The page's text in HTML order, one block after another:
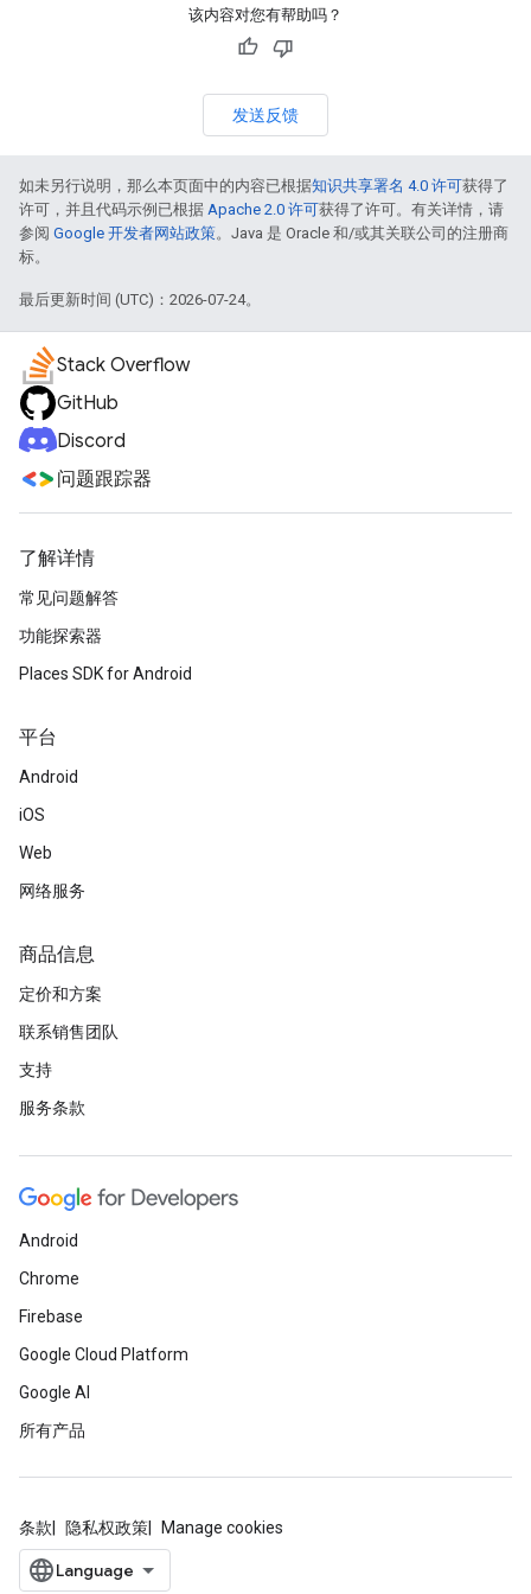
该内容对您有帮助吗？
发送反馈
如未另行说明，那么本页面中的内容已根据知识共享署名 4.0 许可获得了
许可，并且代码示例已根据 Apache 2.0 许可获得了许可。有关详情，请
参阅 Google 开发者网站政策。Java 是 Oracle 和/或其关联公司的注册商
标。
最后更新时间 (UTC)：2026-07-24。
Stack Overflow
GitHub
Discord
问题跟踪器
了解详情
常见问题解答
功能探索器
Places SDK for Android
平台
Android
iOS
Web
网络服务
商品信息
定价和方案
联系销售团队
支持
服务条款
Android
Chrome
Firebase
Google Cloud Platform
Google AI
所有产品
条款 隐私权政策 Manage cookies